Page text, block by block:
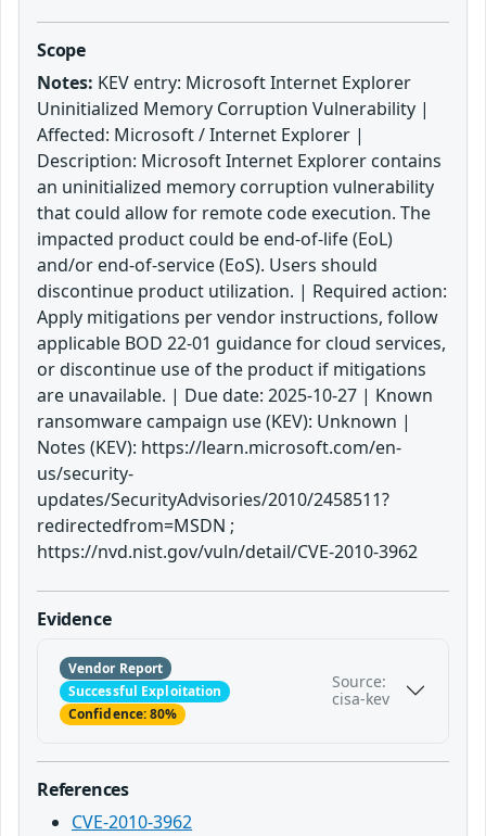
Scope
Notes: KEV entry: Microsoft Internet Explorer
Uninitialized Memory Corruption Vulnerability |
Affected: Microsoft / Internet Explorer |
Description: Microsoft Internet Explorer contains
an uninitialized memory corruption vulnerability
that could allow for remote code execution. The
impacted product could be end-of-life (EoL)
and/or end-of-service (EoS). Users should
discontinue product utilization. | Required action:
Apply mitigations per vendor instructions, follow
applicable BOD 22-01 guidance for cloud services,
or discontinue use of the product if mitigations
are unavailable. | Due date: 2025-10-27 | Known
ransomware campaign use (KEV): Unknown |
Notes (KEV): https://learn.microsoft.com/en-
us/security-
updates/SecurityAdvisories/2010/2458511?
redirectedfrom=MSDN ;
https://nvd.nist.gov/vuln/detail/CVE-2010-3962
Evidence
Vendor Report
Successful Exploitation
Confidence: 80%
Source:
cisa-kev
References
CVE-2010-3962